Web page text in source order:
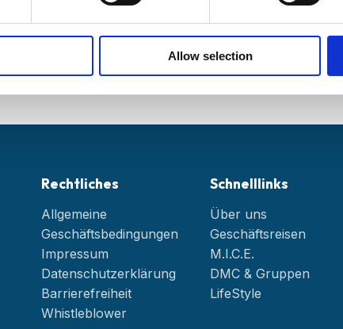
Allow selection
Rechtliches
Allgemeine
Geschäftsbedingungen
Impressum
Datenschutzerklärung
Barrierefreiheit
Whistleblower
Schnelllinks
Über uns
Geschäftsreisen
M.I.C.E.
DMC & Gruppen
LifeStyle